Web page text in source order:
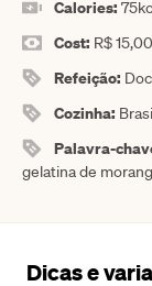
Calories:75
Cost: R$ 15,00
Refeição:
Cozinha:
Palavra-
gelatina de
Dicas e